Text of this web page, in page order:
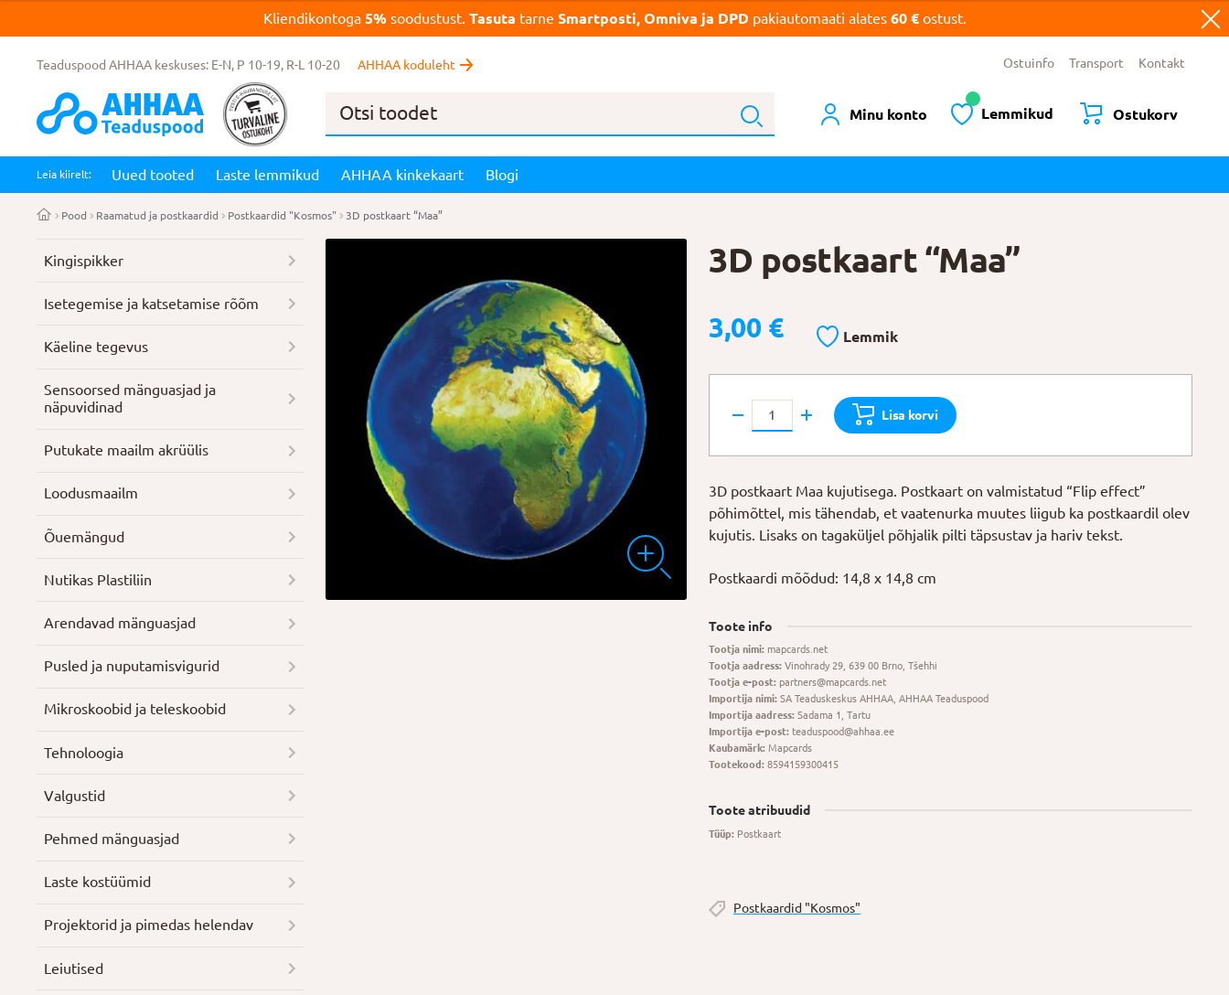
Kliendikontoga5% soodustust. Tasuta tarne Smartposti, Omniva ja DPD pakiautomaati alates 60 € ostust.
Teaduspood AHHAA keskuses: E-N, P 10-19, R-L 10-20 AHHAA koduleht Ostuinfo Transport Kontakt
Products
Minu konto Lemmikud Ostukorv
Leia kiirelt: Uued tooted Laste lemmikud AHHAA kinkekaart Blogi
Pood Raamatud ja postkaardid Postkaardid "Kosmos" 3D postkaart “Maa”
3D postkaart “Maa”
3,00 € Lemmik
postkaart
"Maa"
Lisa korvi
3D postkaart Maa kujutisega. Postkaart on valmistatud “Flip effect”
põhimõttel, mis tähendab, et vaatenurka muutes liigub ka postkaardil olev
kujutis. Lisaks on tagaküljel põhjalik pilti täpsustav ja hariv tekst.
Postkaardi mõõdud: 14,8 x 14,8 cm
Toote info
Tootja nimi:mapcards.net
Tootja aadress:Vinohrady 29, 639 00 Brno, Tšehhi
Tootja e-post:partners@mapcards.net
Importija nimi:SA Teaduskeskus AHHAA, AHHAA Teaduspood
Importija aadress:Sadama 1, Tartu
Importija e-post:teaduspood@ahhaa.ee
Kaubamärk:Mapcards
Tootekood:8594159300415
Toote atribuudid
Tüüp:Postkaart
Postkaardid "Kosmos"
Kingispikker
Isetegemise ja katsetamise rõõm
Käeline tegevus
Sensoorsed mänguasjad ja
näpuvidinad
Putukate maailm akrüülis
Loodusmaailm
Õuemängud
Nutikas Plastiliin
Arendavad mänguasjad
Pusled ja nuputamisvigurid
Mikroskoobid ja teleskoobid
Tehnoloogia
Valgustid
Pehmed mänguasjad
Laste kostüümid
Projektorid ja pimedas helendav
Leiutised